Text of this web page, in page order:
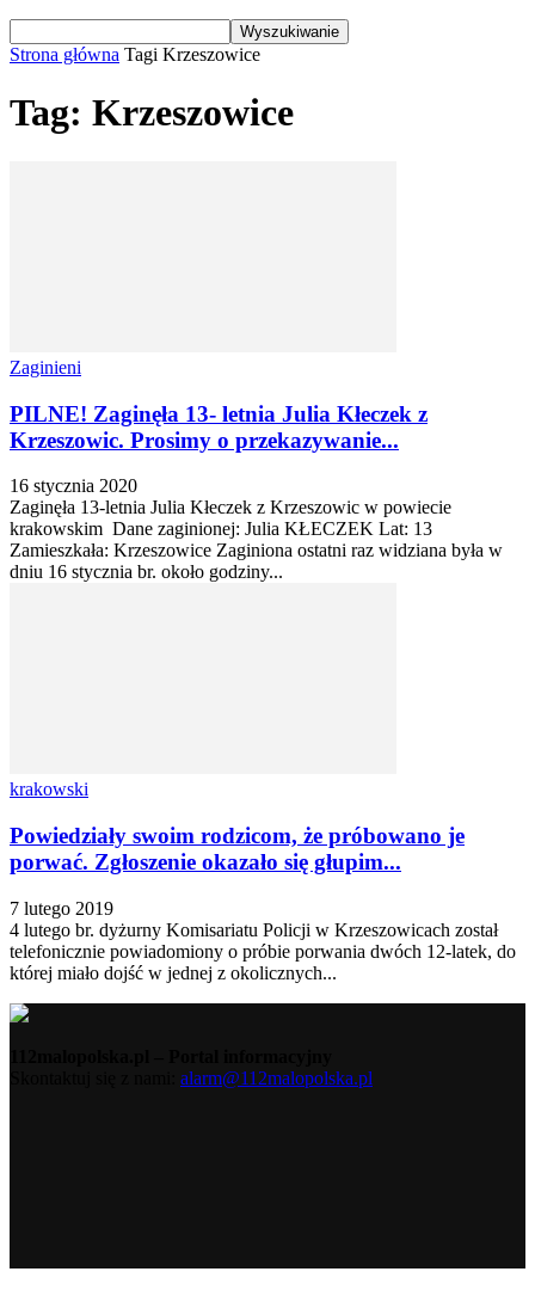
Strona główna Tagi Krzeszowice
Tag: Krzeszowice
Zaginieni
PILNE! Zaginęła 13- letnia Julia Kłeczek z
Krzeszowic. Prosimy o przekazywanie...
16 stycznia 2020
Zaginęła 13-letnia Julia Kłeczek z Krzeszowic w powiecie
krakowskim Dane zaginionej: Julia KŁECZEK Lat: 13
Zamieszkała: Krzeszowice Zaginiona ostatni raz widziana była w
dniu 16 stycznia br. około godziny...
krakowski
Powiedziały swoim rodzicom, że próbowano je
porwać. Zgłoszenie okazało się głupim...
7 lutego 2019
4 lutego br. dyżurny Komisariatu Policji w Krzeszowicach został
telefonicznie powiadomiony o próbie porwania dwóch 12-latek, do
której miało dojść w jednej z okolicznych...
alarm@112malopolska.pl